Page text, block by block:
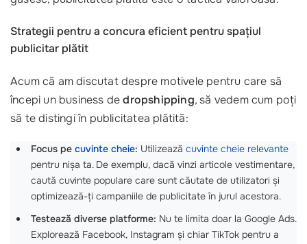
Strategii pentru a concura eficient pentru spațiul
publicitar plătit
Acum că am discutat despre motivele pentru care să
începi un business dedropshipping, să vedem cum poți
să te distingi în publicitatea plătită:
Focus pe cuvinte cheie: Utilizează cuvinte cheie relevante
pentru nișa ta. De exemplu, dacă vinzi articole vestimentare,
caută cuvinte populare care sunt căutate de utilizatori și
optimizează-ți campaniile de publicitate în jurul acestora.
Testează diverse platforme: Nu te limita doar la Google Ads.
Explorează Facebook, Instagram și chiar TikTok pentru a